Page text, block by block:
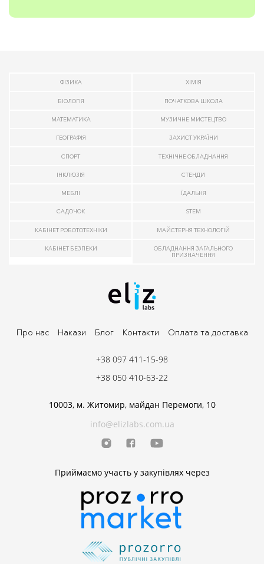
ФІЗИКА ХІМІЯ
БІОЛОГІЯ ПОЧАТКОВА ШКОЛА
МАТЕМАТИКА МУЗИЧНЕ МИСТЕЦТВО
ГЕОГРАФІЯ ЗАХИСТ УКРАЇНИ
СПОРТ ТЕХНІЧНЕ ОБЛАДНАННЯ
ІНКЛЮЗІЯ СТЕНДИ
МЕБЛІ ЇДАЛЬНЯ
САДОЧОК STEM
КАБІНЕТ РОБОТОТЕХНІКИ МАЙСТЕРНЯ ТЕХНОЛОГІЙ
КАБІНЕТ БЕЗПЕКИ
ОБЛАДНАННЯ ЗАГАЛЬНОГО
ПРИЗНАЧЕННЯ
Про нас Накази Блог Контакти Оплата та доставка
10003, м. Житомир, майдан Перемоги, 10
info@elizlabs.com.ua
Приймаємо участь у закупівлях через
+38 097 411-15-98
+38 050 410-63-22